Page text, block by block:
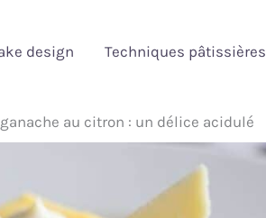
design Techniques pâtissières
au citron : un délice acidulé